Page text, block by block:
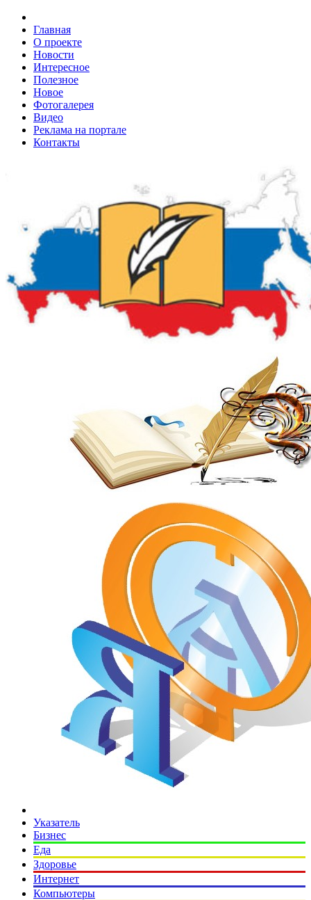
Главная
О проекте
Новости
Интересное
Полезное
Новое
Фотогалерея
Видео
Реклама на портале
Контакты
Указатель
Бизнес
Еда
Здоровье
Интернет
Компьютеры